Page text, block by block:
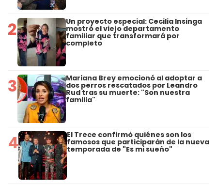
2 Un proyecto especial: Cecilia Insinga
mostró el viejo departamento
familiar que transformará por
completo
3 Mariana Brey emocionó al adoptar a
dos perros rescatados por Leandro
Rud tras su muerte: "Son nuestra
familia"
4 El Trece confirmó quiénes son los
famosos que participarán de la nueva
temporada de "Es mi sueño"